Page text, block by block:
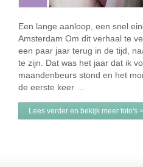
Een lange aanloop, een snel
Amsterdam Om dit verhaal te
een paar jaar terug in de tijd,
te zijn. Dat was het jaar dat ik
maandenbeurs stond en het
de eerste keer …
Lees verder en bekijk meer foto's